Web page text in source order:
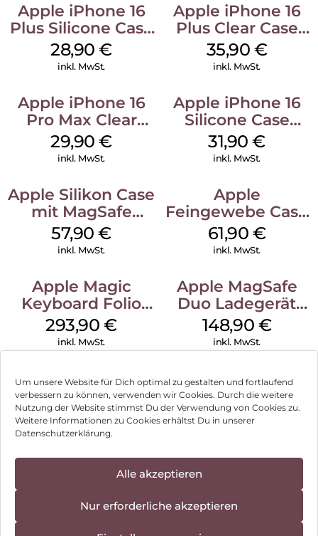
Um unsere Website für Dich optimal zu gestalten und fortlaufend
verbessern zu können, verwenden wir Cookies. Durch die weitere
Nutzung der Website stimmst Du der Verwendung von Cookies zu.
Weitere Informationen zu Cookies erhältst Du in unserer
Datenschutzerklärung.
Alle akzeptieren
Nur erforderliche akzeptieren
Apple iPhone 16
Plus Silicone Case
MagSafe Black
28,90€
inkl. MwSt.
Apple iPhone 16
Plus Clear Case
MagSafe
Transparent
35,90 €
inkl. MwSt.
Apple iPhone 16
Pro Max Clear
Case MagSafe
Transparent
29,90€
inkl. MwSt.
Apple iPhone 16
Silicone Case
MagSafe Fuchsia
31,90€
inkl. MwSt.
Apple Silikon Case
mit MagSafe
iPhone 14 Pro
(PRODUCT)RED
57,90€
inkl. MwSt.
Apple
Feingewebe Case
iPhone 15 Pro
MagSafe Schwarz
61,90 €
inkl. MwSt.
Apple Magic
Keyboard Folio
iPad 10.9″ (10.Gen.)
Weiß
293,90€
inkl. MwSt.
Apple MagSafe
Duo Ladegerät
Weiß
148,90 €
inkl. MwSt.
Impressum
Hinweis zur Batterieentsorgung